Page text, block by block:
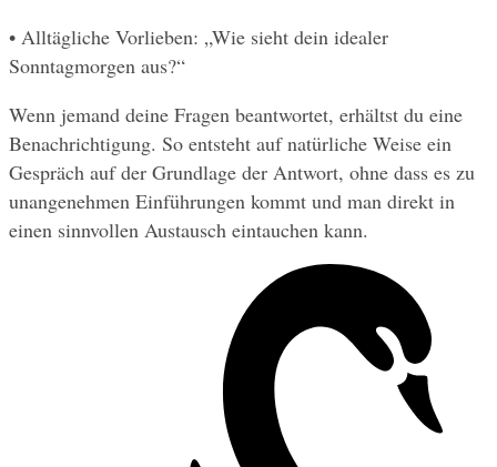
• Alltägliche Vorlieben: „Wie sieht dein idealer
Sonntagmorgen aus?“
Wenn jemand deine Fragen beantwortet, erhältst du eine
Benachrichtigung. So entsteht auf natürliche Weise ein
Gespräch auf der Grundlage der Antwort, ohne dass es zu
unangenehmen Einführungen kommt und man direkt in
einen sinnvollen Austausch eintauchen kann.